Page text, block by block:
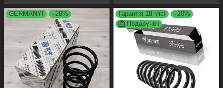
GERMANY! –20% Гарантія 18 міс!
–20%
Подарунок